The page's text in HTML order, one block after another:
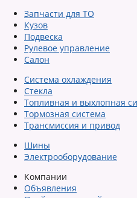
Запчасти для ТО
Кузов
Подвеска
Рулевое управление
Салон
Система охлаждения
Стекла
Топливная и выхлопная
Тормозная система
Трансмиссия и привод
Шины
Электрооборудование
Компании
Объявления